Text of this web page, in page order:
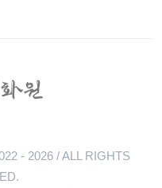
- 2026 / ALL RIGHTS